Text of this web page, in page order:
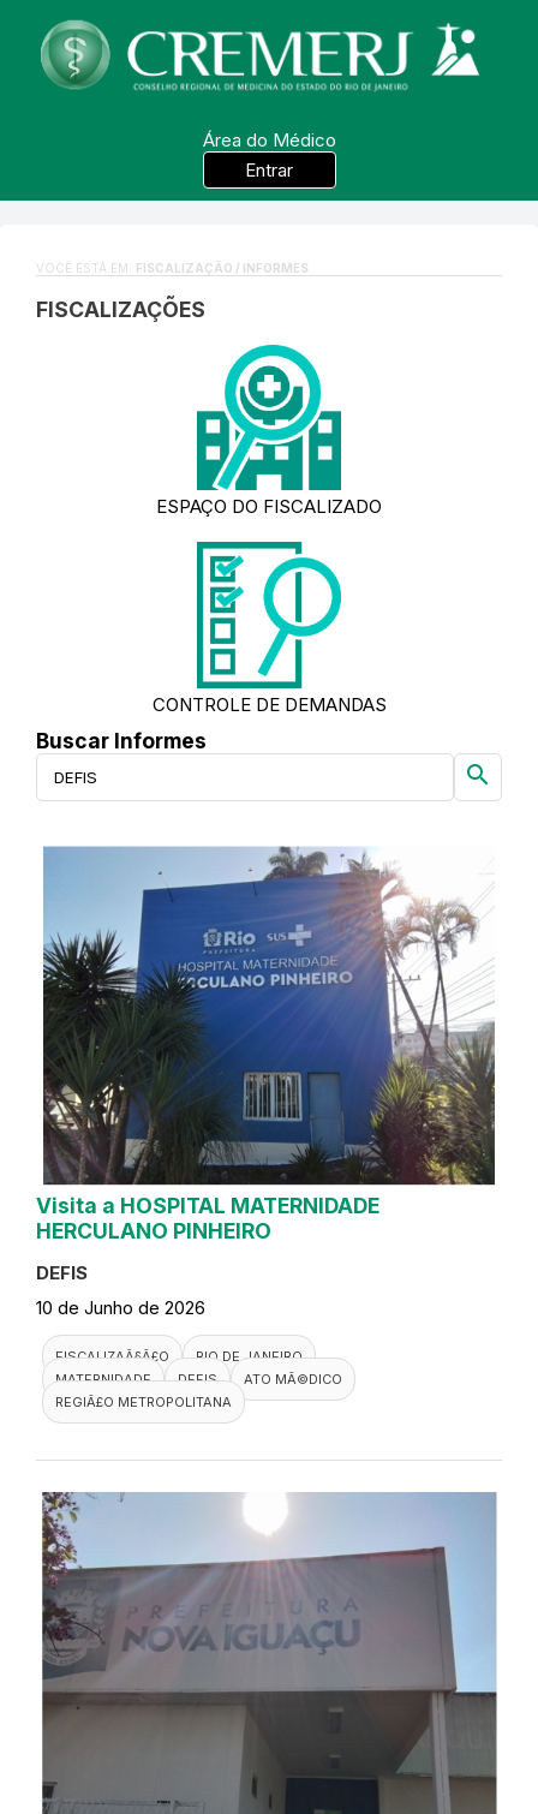
Área do Médico
Entrar
VOCÊ ESTÁ EM: FISCALIZAÇÃO / INFORMES
FISCALIZAÇÕES
ESPAÇO DO FISCALIZADO
CONTROLE DE DEMANDAS
Buscar Informes
search
Visita a HOSPITAL MATERNIDADE
HERCULANO PINHEIRO
DEFIS
10 de Junho de 2026
FISCALIZAÃ§Ã£O
RIO DE JANEIRO
MATERNIDADE
DEFIS
ATO MÃ©DICO
REGIÃ£O METROPOLITANA